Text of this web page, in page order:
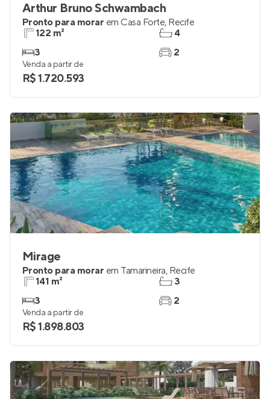
Arthur Bruno Schwambach
Pronto para morar em Casa Forte, Recife
122 m²
3
4
2
Venda a partir de
R$ 1.720.593
Mirage
Pronto para morar em Tamarineira, Recife
141 m²
3
3
2
Venda a partir de
R$ 1.898.803